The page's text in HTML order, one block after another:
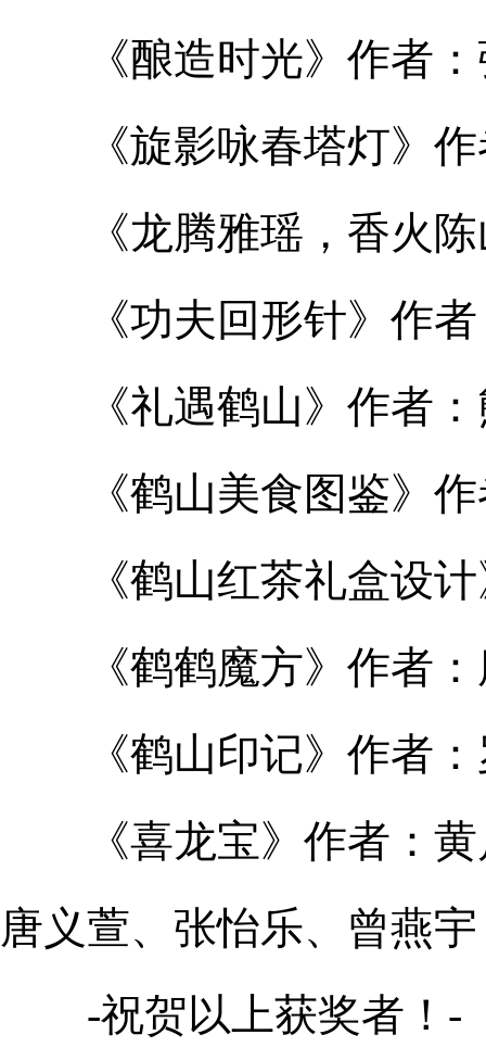
《酿造时光》作者：
《旋影咏春塔灯》作
《龙腾雅瑶，香火陈
《功夫回形针》作者
《礼遇鹤山》作者：
《鹤山美食图鉴》作
《鹤山红茶礼盒设计
《鹤鹤魔方》作者：
《鹤山印记》作者：
《喜龙宝》作者：黄
唐义萱、张怡乐、曾燕宇
-祝贺以上获奖者！-